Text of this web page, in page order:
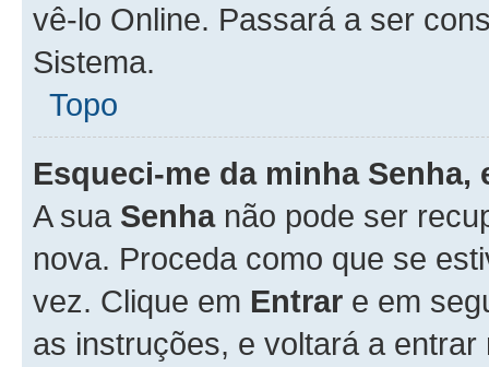
vê-lo Online. Passará a ser
Sistema.
Topo
Esqueci-me da minha Senha,
A sua Senhanão pode ser
nova. Proceda como que se
vez. Clique em Entrar e em
as instruções, e voltará a